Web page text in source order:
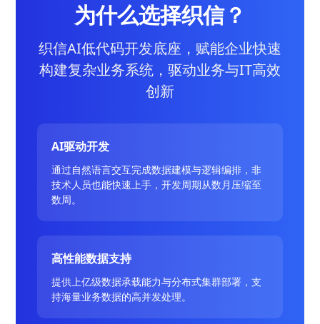
为什么选择织信？
织信AI低代码开发底座，赋能企业快速
构建复杂业务系统，驱动业务与IT高效
创新
AI驱动开发
通过自然语言交互完成数据建模与逻辑编排，非
技术人员也能快速上手，开发周期从数月压缩至
数周。
高性能数据支持
提供上亿级数据承载能力与分布式集群部署，支
持海量业务数据的高并发处理。